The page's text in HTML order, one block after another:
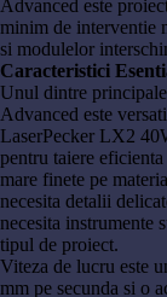
Advanced este
minim de interventie
si modulelor
Caracteristici
Unul dintre
Advanced este
LaserPecker LX2
pentru taiere
mare finete pe
necesita detalii
necesita instrumente
tipul de proiect.
Viteza de lucru este
mm pe secunda si o